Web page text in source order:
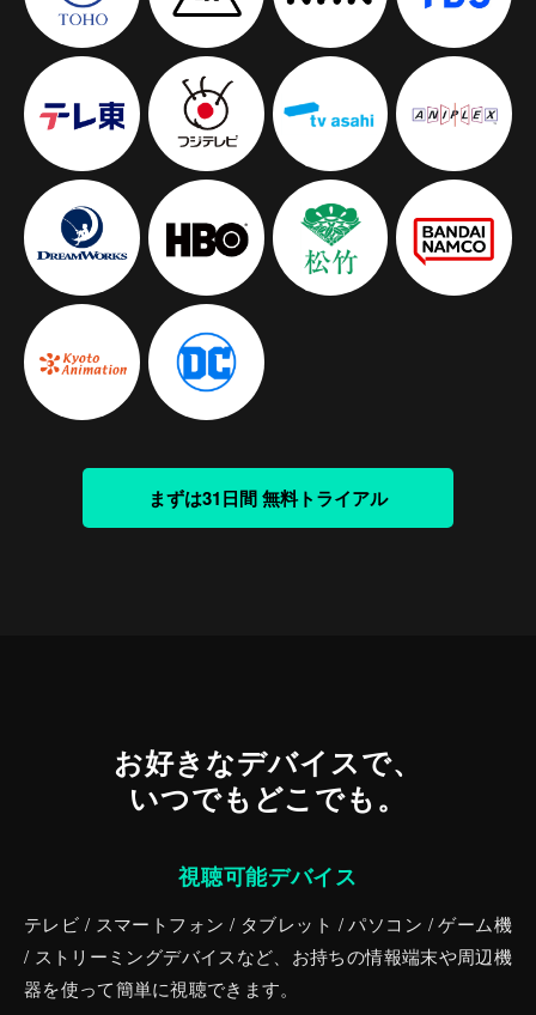
まずは31日間 無料トライアル
お好きなデバイスで、
いつでもどこでも。
視聴可能デバイス
テレビ / スマートフォン / タブレット / パソコン / ゲーム機
/ ストリーミングデバイスなど、お持ちの情報端末や周辺機
器を使って簡単に視聴できます。